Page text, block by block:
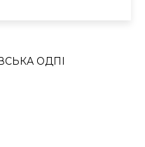
ОДПІ